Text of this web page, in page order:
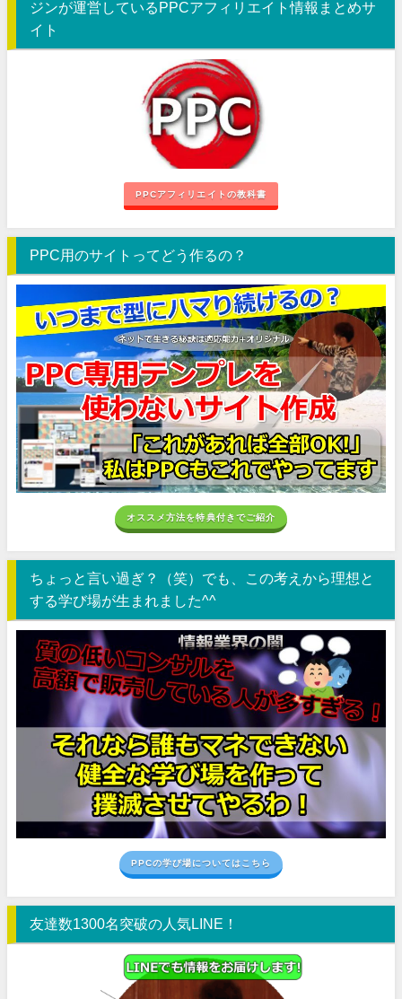
ジンが運営しているPPCアフィリエイト情報まとめサ
イト
PPCアフィリエイトの教科書
PPC用のサイトってどう作るの？
オススメ方法を特典付きでご紹介
ちょっと言い過ぎ？（笑）でも、この考えから理想と
する学び場が生まれました^^
PPCの学び場についてはこちら
友達数1300名突破の人気LINE！